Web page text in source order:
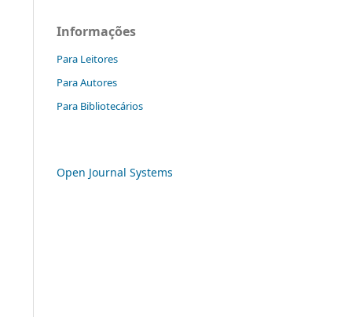
Informações
Para Leitores
Para Autores
Para Bibliotecários
Open Journal Systems